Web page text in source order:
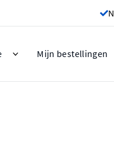
Mijn bestellingen